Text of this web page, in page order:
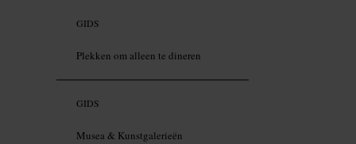
GIDS
Plekken om alleen te dineren
GIDS
Musea & Kunstgalerieën